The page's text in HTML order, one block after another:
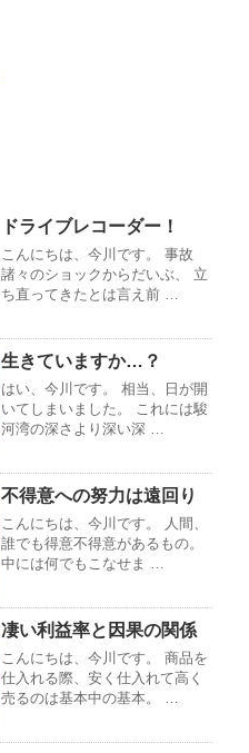
ドライブレコーダー！
こんにちは、今川です。 事故
諸々のショックからだいぶ、 立
ち直ってきたとは言え前 …
生きていますか…？
はい、今川です。 相当、日が開
いてしまいました。 これには駿
河湾の深さより深い深 …
不得意への努力は遠回り
こんにちは、今川です。 人間、
誰でも得意不得意があるもの。
中には何でもこなせま …
凄い利益率と因果の関係
こんにちは、今川です。 商品を
仕入れる際、安く仕入れて高く
売るのは基本中の基本。 …